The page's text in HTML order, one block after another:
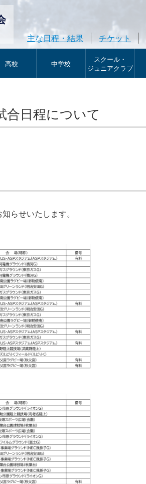
主な日程・結果 チケット
高校 中学校
スクール・
ジュニアクラブ
合日程について
らせいたします。